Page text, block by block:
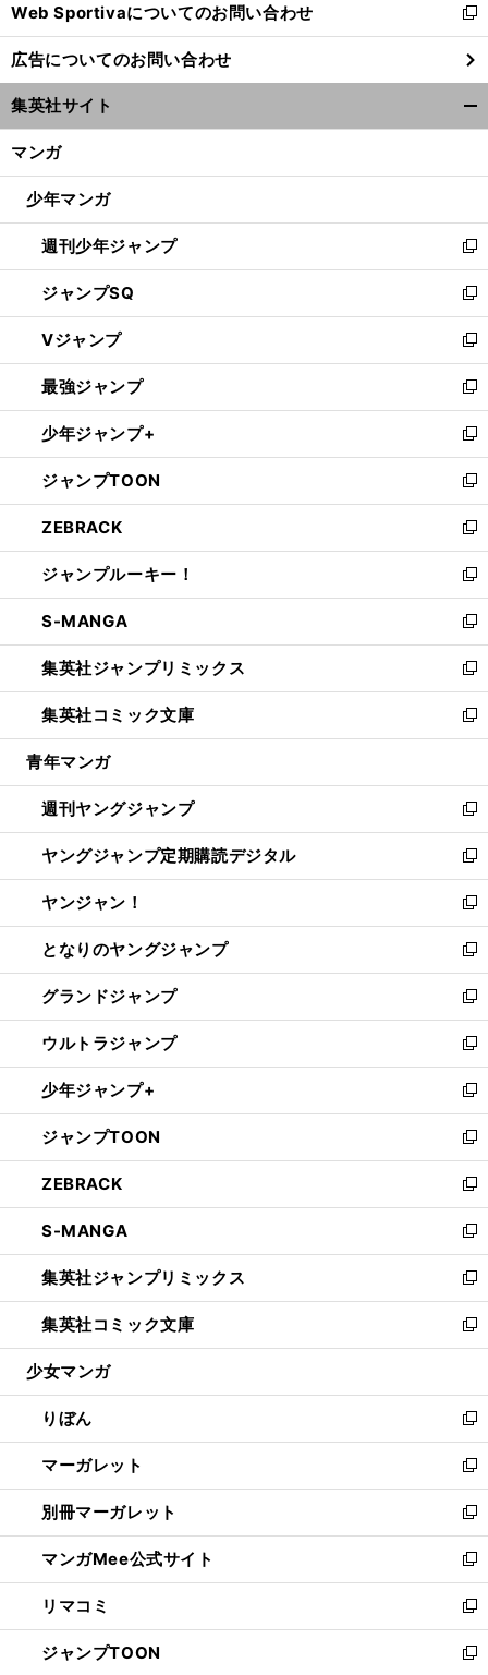
く
Web Sportivaについてのお問い合わせ
新
し
い
ウ
ィ
ン
ウ
開
く
広告についてのお問い合わせ
集英社サイト
マンガ
少年マンガ
週刊少年ジャンプ
新
し
い
ウ
ィ
ン
ド
ウ
で
開
く
ジャンプSQ
新
し
い
ウ
ィ
ン
ド
ウ
で
開
く
Vジャンプ
新
し
い
ウ
ィ
ン
ド
ウ
で
開
く
最強ジャンプ
新
し
い
ウ
ィ
ン
ド
ウ
で
開
く
少年ジャンプ+
新
し
い
ウ
ィ
ン
ド
ウ
で
開
く
ジャンプTOON
新
し
い
ウ
ィ
ン
ド
ウ
で
開
く
ZEBRACK
新
し
い
ウ
ィ
ン
ド
ウ
で
開
ジャンプルーキー！
新
し
い
ウ
ィ
ン
ド
ウ
開
く
S-MANGA
新
し
い
ウ
ィ
ン
ウ
で
開
く
集英社ジャンプリミックス
新
し
い
ウ
ン
ド
ウ
で
開
く
集英社コミック文庫
新
し
ウ
ィ
ン
ド
ウ
で
開
く
青年マンガ
週刊ヤングジャンプ
新
し
い
ウ
ィ
ン
ド
ウ
で
開
く
ヤングジャンプ定期購読デジタル
新
し
い
ウ
ィ
ン
ド
ウ
で
開
く
ヤンジャン！
新
し
い
ウ
ィ
ン
ド
ウ
で
開
く
となりのヤングジャンプ
新
し
い
ウ
ィ
ン
ド
ウ
で
開
く
グランドジャンプ
新
し
い
ウ
ィ
ン
ド
ウ
で
開
く
ウルトラジャンプ
新
し
い
ウ
ィ
ン
ド
ウ
で
開
く
少年ジャンプ+
新
し
い
ウ
ィ
ン
ド
ウ
で
開
く
ジャンプTOON
新
し
い
ウ
ィ
ン
ド
ウ
で
開
ZEBRACK
新
し
い
ウ
ィ
ン
ド
ウ
開
く
S-MANGA
新
し
い
ウ
ィ
ン
ウ
で
開
く
集英社ジャンプリミックス
新
し
い
ウ
ン
ド
ウ
で
開
く
集英社コミック文庫
新
し
ウ
ィ
ン
ド
ウ
で
開
く
少女マンガ
りぼん
新
し
い
ウ
ィ
ン
ド
ウ
で
開
く
マーガレット
新
し
い
ウ
ィ
ン
ド
ウ
で
別冊マーガレット
新
し
い
ウ
ィ
ン
ド
マンガMee公式サイト
新
し
い
ウ
ィ
リマコミ
新
し
い
ジャンプTOON
新